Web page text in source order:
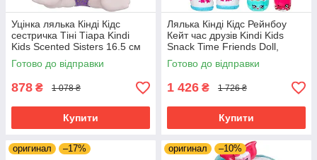
Уцінка лялька Кінді Кідс
сестричка Тіні Тіара Kindi
Kids Scented Sisters 16.5 см
50127
Готово до відправки
878 ₴ 1 078 ₴
Купити
Лялька Кінді Кідс Рейнбоу
Кейт час друзів Kindi Kids
Snack Time Friends Doll,
Rainbow Kate
Готово до відправки
1 426 ₴ 1 726 ₴
Купити
оригинал –17% оригинал –10%